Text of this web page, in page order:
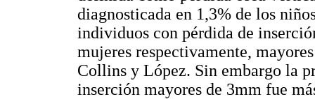
diagnosticada en 1,3% de los
individuos con pérdida de
mujeres respectivamente,
Collins y López. Sin embargo la
inserción mayores de 3mm fue